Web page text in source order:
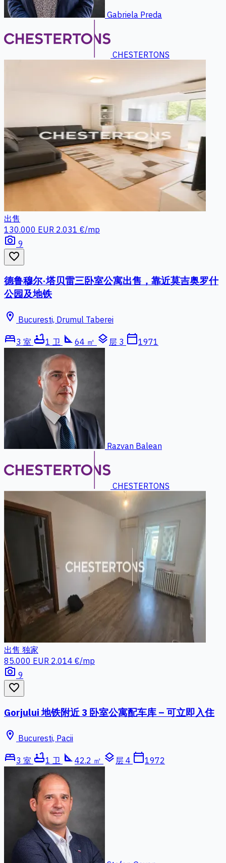
Gabriela Preda
CHESTERTONS
出售
130.000 EUR 2.031 €/mp
photo_camera 9
favorite_border
德鲁穆尔·塔贝雷三卧室公寓出售，靠近莫吉奥罗什
公园及地铁
location_on Bucuresti, Drumul Taberei
bed3 室 bathtub1 卫 square_foot 64 ㎡ layers 层 3 calendar_today1971
Razvan Balean
CHESTERTONS
出售 独家
85.000 EUR 2.014 €/mp
photo_camera 9
favorite_border
Gorjului 地铁附近 3 卧室公寓配车库 – 可立即入住
location_on Bucuresti, Pacii
bed3 室 bathtub1 卫 square_foot 42.2 ㎡ layers 层 4 calendar_today1972